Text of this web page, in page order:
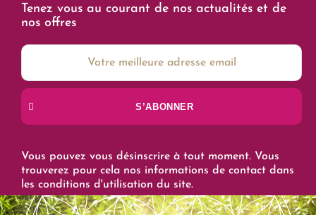
Tenez vous au courant de nos actualités et de
nos offres
S’ABONNER
Vous pouvez vous désinscrire à tout moment. Vous
trouverez pour cela nos informations de contact dans
les conditions d'utilisation du site.